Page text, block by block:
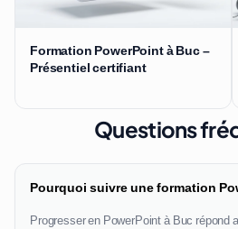
Formation PowerPoint à Buc –
Présentiel certifiant
Questions
Pourquoi suivre une formation
Progresser en PowerPoint à Buc répond